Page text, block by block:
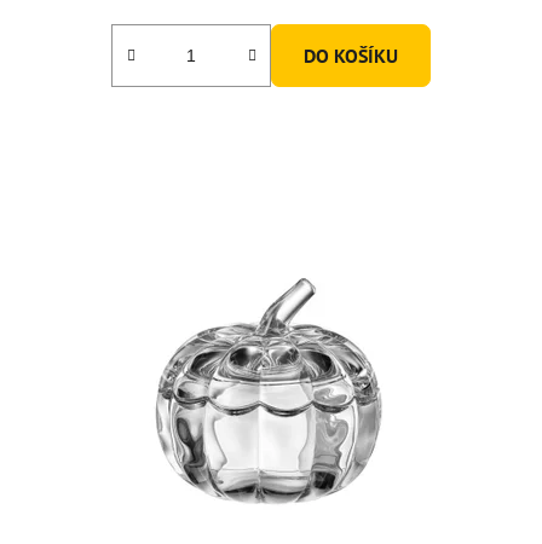
DO KOŠÍKU